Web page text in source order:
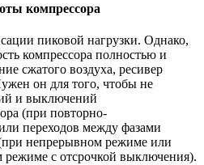
компрессора
пиковой нагрузки. Однако,
компрессора полностью и
сжатого воздуха, ресивер
он для того, чтобы не
и выключений
(при повторно-
переходов между фазами
непрерывном режиме или
режиме с отсрочкой выключения).